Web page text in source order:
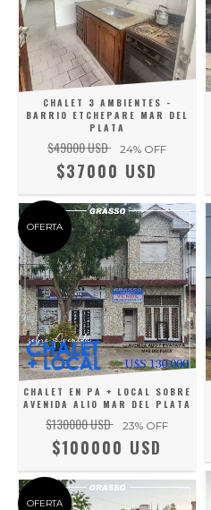
CHALET 3 AMBIENTES -
BARRIO ETCHEPARE MAR DEL
PLATA
$49000 USD 24% OFF
$37000 USD
OFERTA
CHALET EN PA + LOCAL SOBRE
AVENIDA ALIO MAR DEL PLATA
$130000 USD 23% OFF
$100000 USD
OFERTA